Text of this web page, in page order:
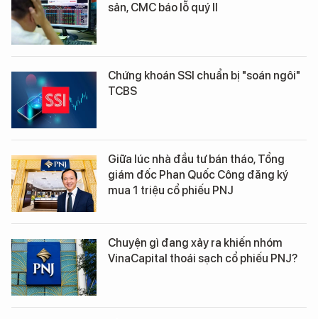
sản, CMC báo lỗ quý II
Chứng khoán SSI chuẩn bị "soán ngôi"
TCBS
Giữa lúc nhà đầu tư bán tháo, Tổng
giám đốc Phan Quốc Công đăng ký
mua 1 triệu cổ phiếu PNJ
Chuyện gì đang xảy ra khiến nhóm
VinaCapital thoái sạch cổ phiếu PNJ?